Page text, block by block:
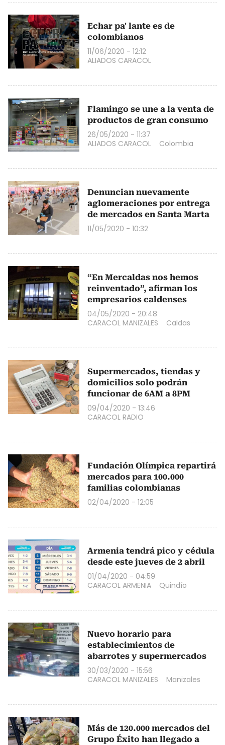
Echar pa' lante es de
colombianos
11/06/2020 - 12:12
ALIADOS CARACOL
Flamingo se une a la venta de
productos de gran consumo
26/05/2020 - 11:37
ALIADOS CARACOL
Colombia
Denuncian nuevamente
aglomeraciones por entrega
de mercados en Santa Marta
11/05/2020 - 10:32
“En Mercaldas nos hemos
reinventado”, afirman los
empresarios caldenses
04/05/2020 - 20:48
CARACOL MANIZALES
Caldas
Supermercados, tiendas y
domicilios solo podrán
funcionar de 6AM a 8PM
09/04/2020 - 13:46
CARACOL RADIO
Fundación Olímpica repartirá
mercados para 100.000
familias colombianas
02/04/2020 - 12:05
Armenia tendrá pico y cédula
desde este jueves de 2 abril
01/04/2020 - 04:59
CARACOL ARMENIA
Quindío
Nuevo horario para
establecimientos de
abarrotes y supermercados
30/03/2020 - 15:56
CARACOL MANIZALES
Manizales
Más de 120.000 mercados del
Grupo Éxito han llegado a